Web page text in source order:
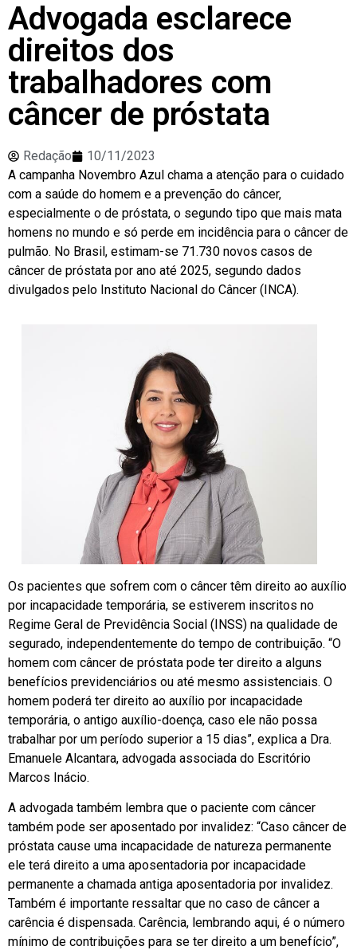
Advogada esclarece
direitos dos
trabalhadores com
câncer de próstata
Redação
10/11/2023
A campanha Novembro Azul chama a atenção para o cuidado
com a saúde do homem e a prevenção do câncer,
especialmente o de próstata, o segundo tipo que mais mata
homens no mundo e só perde em incidência para o câncer de
pulmão. No Brasil, estimam-se 71.730 novos casos de
câncer de próstata por ano até 2025, segundo dados
divulgados pelo Instituto Nacional do Câncer (INCA).
Os pacientes que sofrem com o câncer têm direito ao auxílio
por incapacidade temporária, se estiverem inscritos no
Regime Geral de Previdência Social (INSS) na qualidade de
segurado, independentemente do tempo de contribuição. “O
homem com câncer de próstata pode ter direito a alguns
benefícios previdenciários ou até mesmo assistenciais. O
homem poderá ter direito ao auxílio por incapacidade
temporária, o antigo auxílio-doença, caso ele não possa
trabalhar por um período superior a 15 dias”, explica a Dra.
Emanuele Alcantara, advogada associada do Escritório
Marcos Inácio.
A advogada também lembra que o paciente com câncer
também pode ser aposentado por invalidez: “Caso câncer de
próstata cause uma incapacidade de natureza permanente
ele terá direito a uma aposentadoria por incapacidade
permanente a chamada antiga aposentadoria por invalidez.
Também é importante ressaltar que no caso de câncer a
carência é dispensada. Carência, lembrando aqui, é o número
mínimo de contribuições para se ter direito a um benefício”,